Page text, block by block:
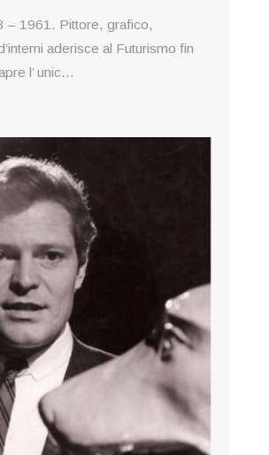
– 1961. Pittore, grafico,
aderisce al Futurismo fin
l’ unic...